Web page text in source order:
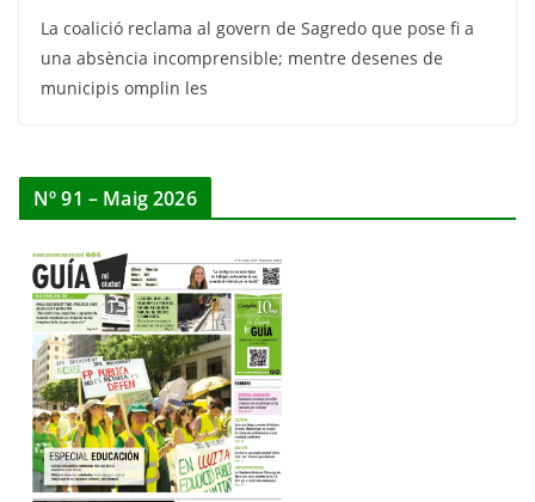
La coalició reclama al govern de Sagredo que pose fi a
una absència incomprensible; mentre desenes de
municipis omplin les
Nº 91 – Maig 2026